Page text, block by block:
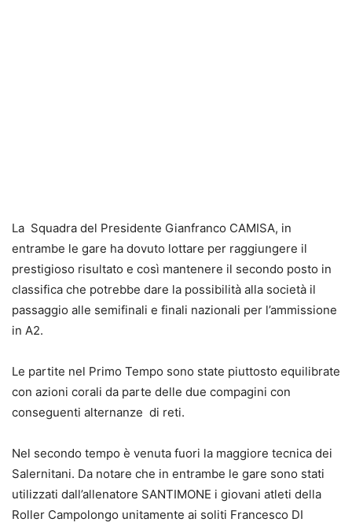
La Squadra del Presidente Gianfranco CAMISA, in
entrambe le gare ha dovuto lottare per raggiungere il
prestigioso risultato e così mantenere il secondo posto in
classifica che potrebbe dare la possibilità alla società il
passaggio alle semifinali e finali nazionali per l’ammissione
in A2.
Le partite nel Primo Tempo sono state piuttosto equilibrate
con azioni corali da parte delle due compagini con
conseguenti alternanze di reti.
Nel secondo tempo è venuta fuori la maggiore tecnica dei
Salernitani. Da notare che in entrambe le gare sono stati
utilizzati dall’allenatore SANTIMONE i giovani atleti della
Roller Campolongo unitamente ai soliti Francesco DI